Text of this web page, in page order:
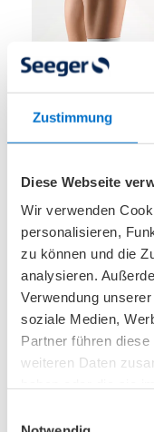
Zustimmung
Diese Webseite
Wir verwenden
personalisieren,
zu können und die
analysieren.
Verwendung
soziale Medien,
Partner führen
weiteren Daten
Aktiv-
Bandage
n mit zwei